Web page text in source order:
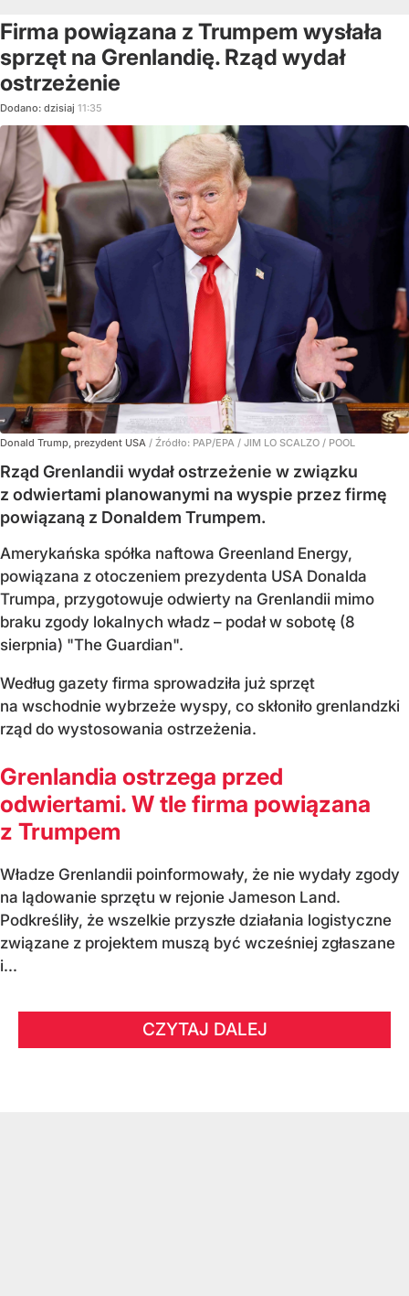
Firma powiązana z Trumpem wysłała
sprzęt na Grenlandię. Rząd wydał
ostrzeżenie
Dodano: dzisiaj 11:35
Donald Trump, prezydent USA / Źródło: PAP/EPA / JIM LO SCALZO / POOL
Rząd Grenlandii wydał ostrzeżenie w związku
z odwiertami planowanymi na wyspie przez firmę
powiązaną z Donaldem Trumpem.
Amerykańska spółka naftowa Greenland Energy,
powiązana z otoczeniem prezydenta USA Donalda
Trumpa, przygotowuje odwierty na Grenlandii mimo
braku zgody lokalnych władz – podał w sobotę (8
sierpnia) "The Guardian".
Według gazety firma sprowadziła już sprzęt
na wschodnie wybrzeże wyspy, co skłoniło grenlandzki
rząd do wystosowania ostrzeżenia.
Grenlandia ostrzega przed
odwiertami. W tle firma powiązana
z Trumpem
Władze Grenlandii poinformowały, że nie wydały zgody
na lądowanie sprzętu w rejonie Jameson Land.
Podkreśliły, że wszelkie przyszłe działania logistyczne
związane z projektem muszą być wcześniej zgłaszane
i...
CZYTAJ DALEJ